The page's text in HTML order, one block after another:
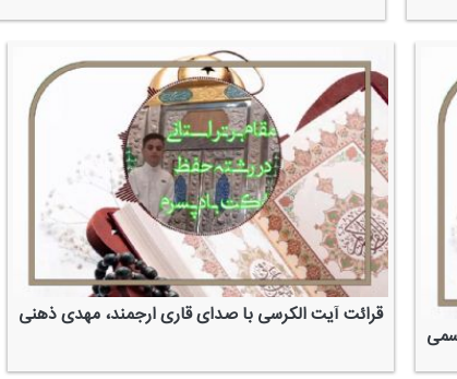
قرائت آیت الكرسی با صدای قاری ارجمند، مهدی ذهنی